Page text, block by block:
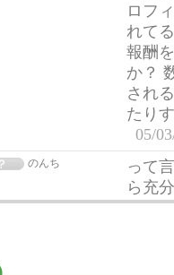
ロフ
れて
報酬
か？
され
たり
05/
のんち
って
ら充